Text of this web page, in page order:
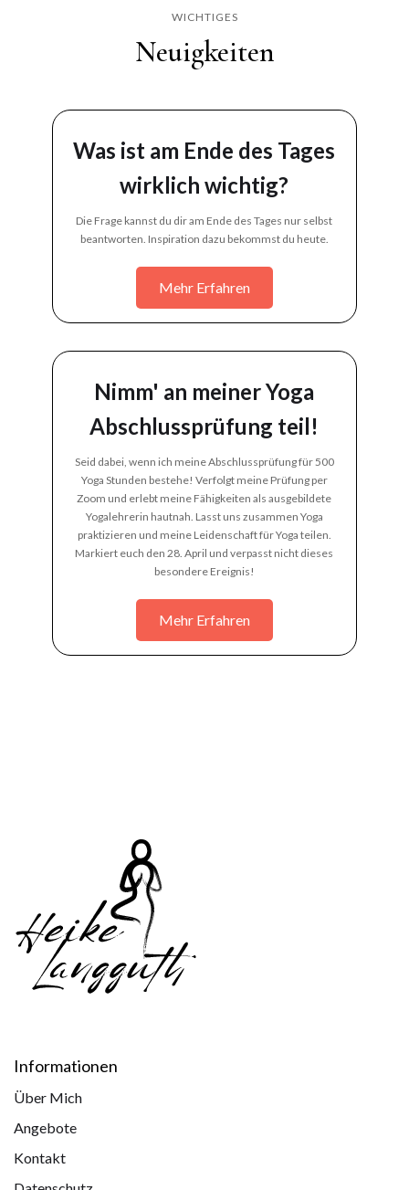
WICHTIGES
Neuigkeiten
Was ist am Ende des Tages
wirklich wichtig?
Die Frage kannst du dir am Ende des Tages nur selbst
beantworten. Inspiration dazu bekommst du heute.
Mehr Erfahren
Nimm' an meiner Yoga
Abschlussprüfung teil!
Seid dabei, wenn ich meine Abschlussprüfung für 500
Yoga Stunden bestehe! Verfolgt meine Prüfung per
Zoom und erlebt meine Fähigkeiten als ausgebildete
Yogalehrerin hautnah. Lasst uns zusammen Yoga
praktizieren und meine Leidenschaft für Yoga teilen.
Markiert euch den 28. April und verpasst nicht dieses
besondere Ereignis!
Mehr Erfahren
Informationen
Über Mich
Angebote
Kontakt